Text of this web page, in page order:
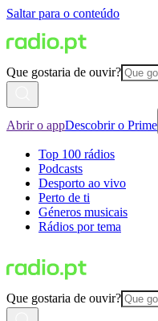
Saltar para o conteúdo
Que gostaria de ouvir?
Abrir o appDescobrir o Prime
Top 100 rádios
Podcasts
Desporto ao vivo
Perto de ti
Géneros musicais
Rádios por tema
Que gostaria de ouvir?